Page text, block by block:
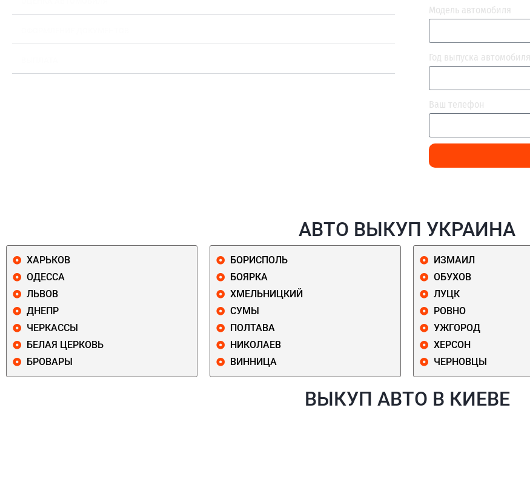
Модель автомобиля
Год выпуска автомобиля
Ваш телефон
АВТО ВЫКУП УКРАИНА
ХАРЬКОВ
ОДЕССА
ЛЬВОВ
ДНЕПР
ЧЕРКАССЫ
БЕЛАЯ ЦЕРКОВЬ
БРОВАРЫ
БОРИСПОЛЬ
БОЯРКА
ХМЕЛЬНИЦКИЙ
СУМЫ
ПОЛТАВА
НИКОЛАЕВ
ВИННИЦА
ИЗМАИЛ
ОБУХОВ
ЛУЦК
РОВНО
УЖГОРОД
ХЕРСОН
ЧЕРНОВЦЫ
ВЫКУП АВТО В КИЕВЕ